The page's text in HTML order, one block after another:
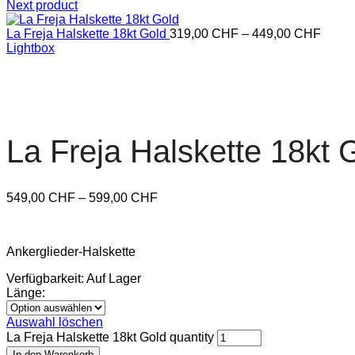
Next product
La Freja Halskette 18kt Gold 319,00 CHF – 449,00 CHF
Lightbox
La Freja Halskette 18kt
549,00 CHF – 599,00 CHF
Ankerglieder-Halskette
Verfügbarkeit: Auf Lager
Länge:
Auswahl löschen
La Freja Halskette 18kt Gold quantity